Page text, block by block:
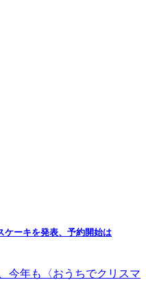
ケーキを発表、予約開始は
今年も〈おうちでクリスマ